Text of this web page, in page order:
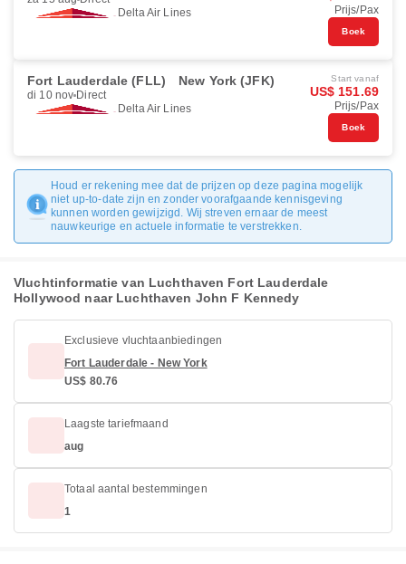
Delta Air Lines
Prijs/Pax
Boek
Fort Lauderdale (FLL) New York (JFK)
di 10 nov Direct
Delta Air Lines
Start vanaf
US$ 151.69
Prijs/Pax
Boek
Houd er rekening mee dat de prijzen op deze pagina mogelijk
niet up-to-date zijn en zonder voorafgaande kennisgeving
kunnen worden gewijzigd. Wij streven ernaar de meest
nauwkeurige en actuele informatie te verstrekken.
Vluchtinformatie van Luchthaven Fort Lauderdale
Hollywood naar Luchthaven John F Kennedy
Exclusieve vluchtaanbiedingen
Fort Lauderdale - New York
US$ 80.76
Laagste tariefmaand
aug
Totaal aantal bestemmingen
1